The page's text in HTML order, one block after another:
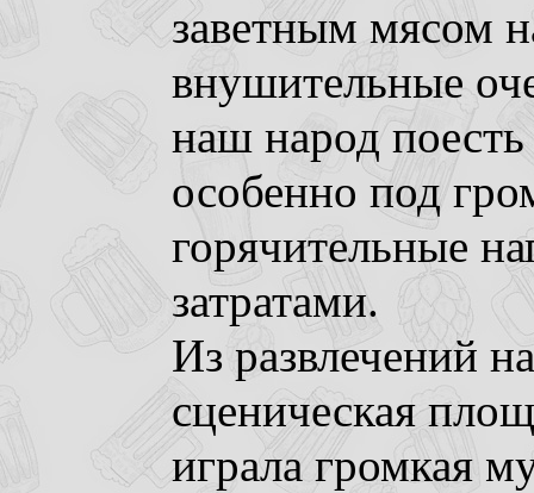
заветным мясом
внушительные
наш народ
особенно под
горячительные
затратами.
Из развлечений
сценическая
играла громкая